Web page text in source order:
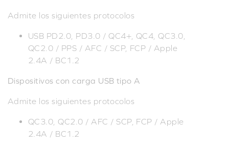
Admite los siguientes protocolos
USB PD2.0, PD3.0 / QC4+, QC4, QC3.0,
QC2.0 / PPS / AFC / SCP, FCP / Apple
2.4A / BC1.2
Dispositivos con carga USB tipo A
Admite los siguientes protocolos
QC3.0, QC2.0 / AFC / SCP, FCP / Apple
2.4A / BC1.2